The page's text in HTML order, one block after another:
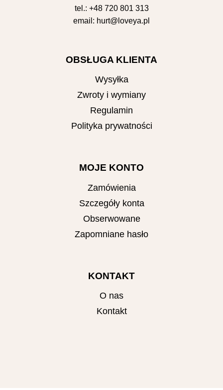
tel.: +48 720 801 313
email: hurt@loveya.pl
OBSŁUGA KLIENTA
Wysyłka
Zwroty i wymiany
Regulamin
Polityka prywatności
MOJE KONTO
Zamówienia
Szczegóły konta
Obserwowane
Zapomniane hasło
KONTAKT
O nas
Kontakt